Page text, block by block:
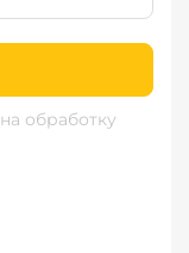
на обработку